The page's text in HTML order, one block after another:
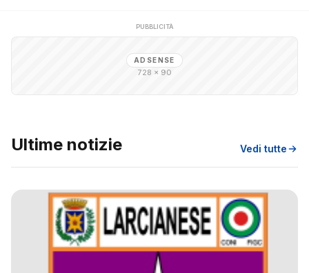
PUBBLICITÀ
ADSENSE
728 × 90
Ultime notizie Vedi tutte